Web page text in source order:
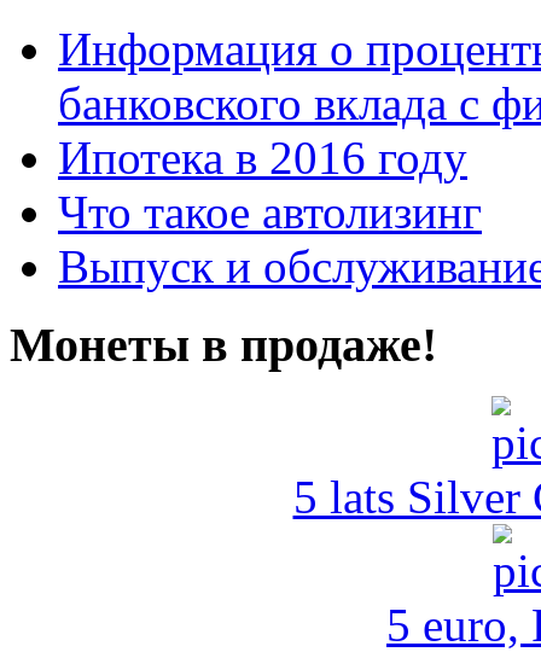
Информация о
банковского вклада с
Ипотека в 2016 году
Что такое автолизинг
Выпуск и
Монеты в продаже!
5 lats Silver
5 euro,